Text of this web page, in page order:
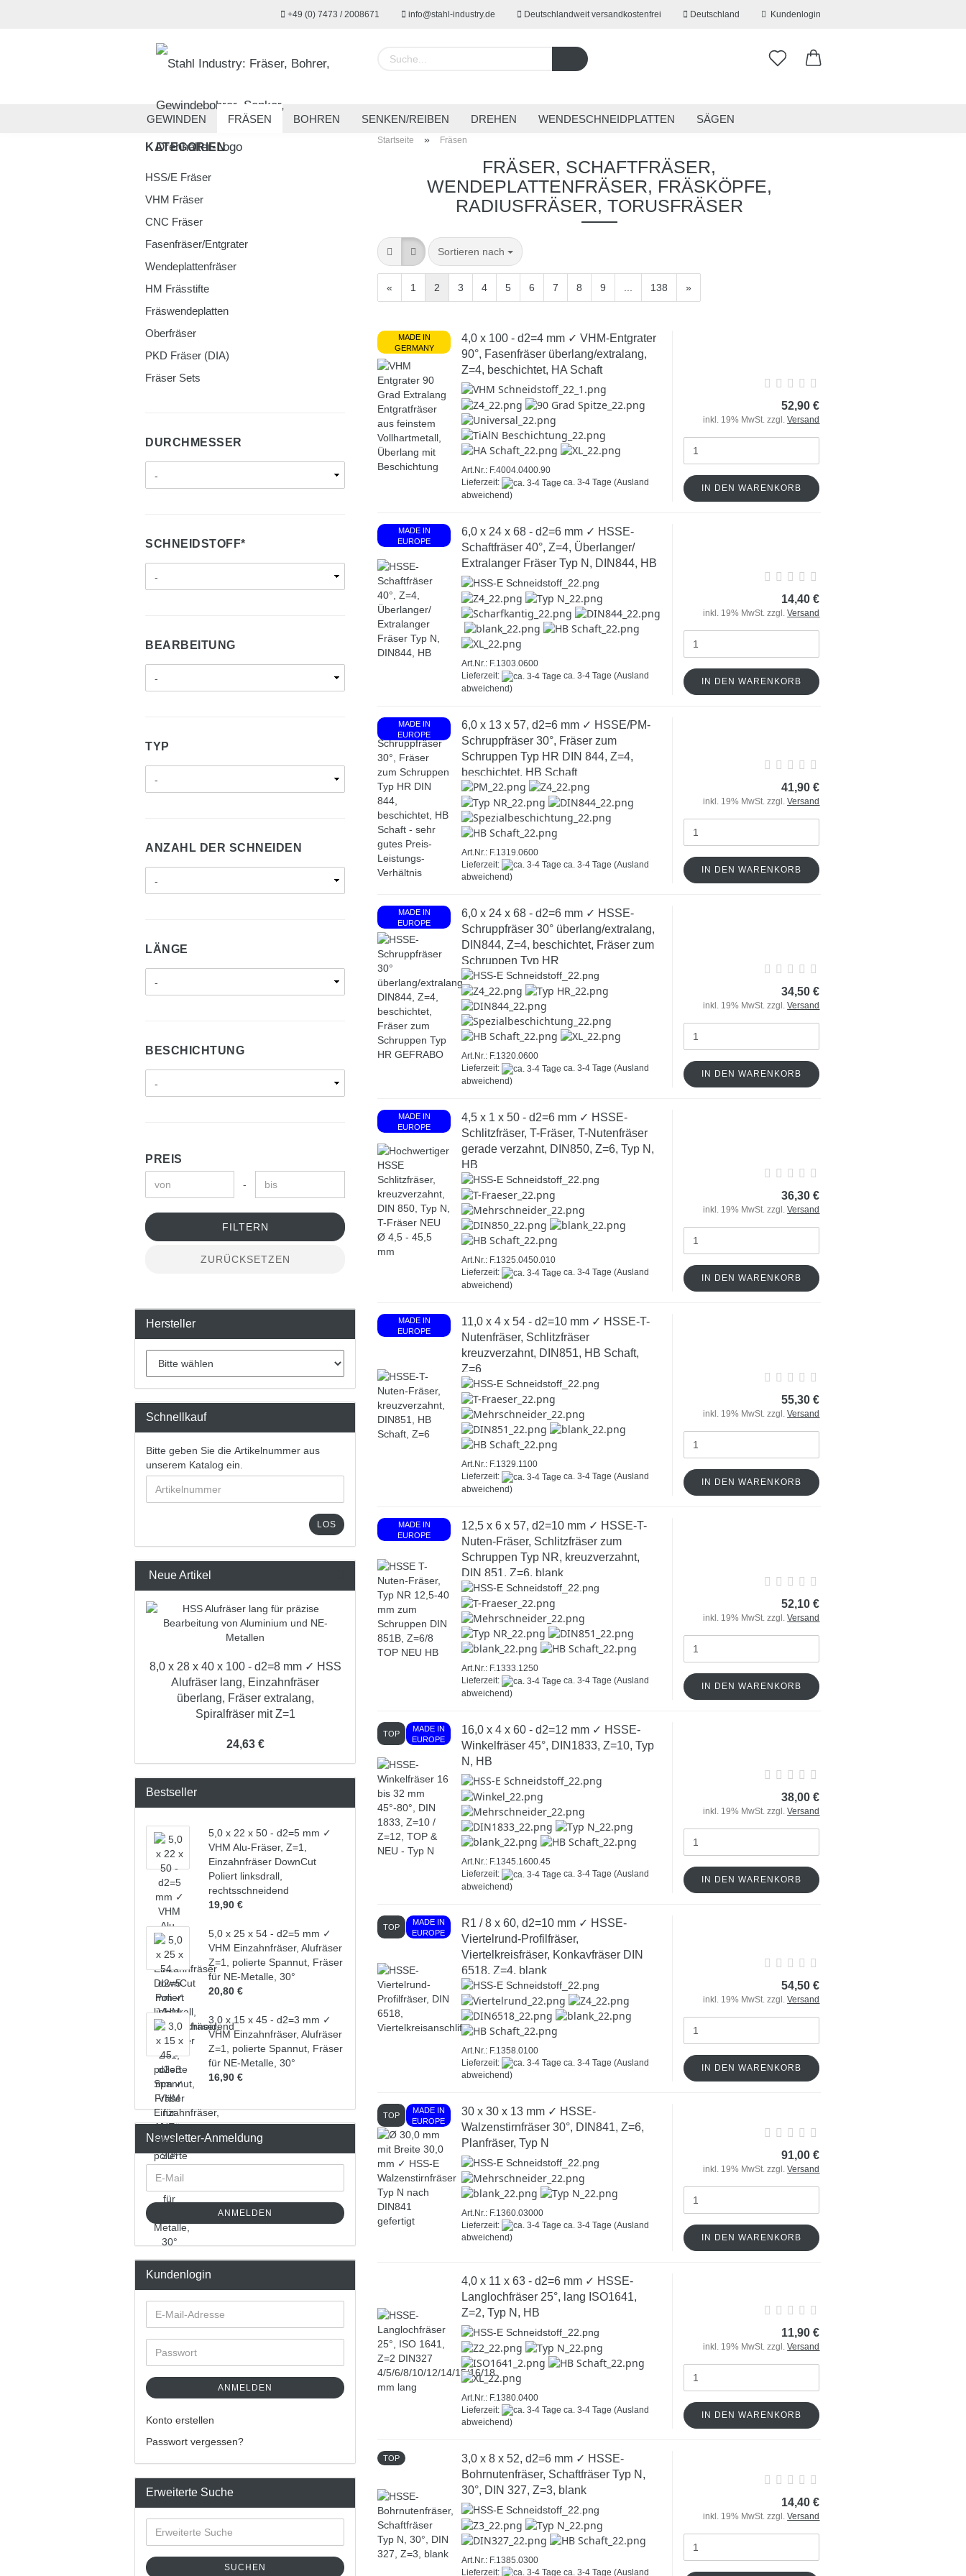
+49 (0) 7473 / 2008671 info@stahl-industry.de Deutschlandweit versandkostenfrei Deutschland
Lieferland
Kundenlogin
GEWINDEN FRÄSEN BOHREN SENKEN/REIBEN DREHEN WENDESCHNEIDPLATTEN SÄGEN
MESSTECHNIK
Startseite » Fräsen
FRÄSER, SCHAFTFRÄSER,
WENDEPLATTENFRÄSER, FRÄSKÖPFE,
RADIUSFRÄSER, TORUSFRÄSER
Sortieren nach
« 1 2 3 4 5 6 7 8 9 138 »
MADE IN
GERMANY
4,0 x 100 - d2=4 mm ✓ VHM-Entgrater
90°, Fasenfräser überlang/extralang,
Z=4, beschichtet, HA Schaft
Art.Nr.: F.4004.0400.90
Lieferzeit:
ca. 3-4 Tage (Ausland
abweichend)
52,90 €
inkl. 19% MwSt. zzgl.Versand
IN DEN WARENKORB
MADE IN
EUROPE
6,0 x 24 x 68 - d2=6 mm ✓ HSSE-
Schaftfräser 40°, Z=4, Überlanger/
Extralanger Fräser Typ N, DIN844, HB
Art.Nr.: F.1303.0600
Lieferzeit:
ca. 3-4 Tage (Ausland
abweichend)
14,40 €
inkl. 19% MwSt. zzgl.Versand
IN DEN WARENKORB
MADE IN
EUROPE
6,0 x 13 x 57, d2=6 mm ✓ HSSE/PM-
Schruppfräser 30°, Fräser zum
Schruppen Typ HR DIN 844, Z=4,
beschichtet, HB Schaft
Art.Nr.: F.1319.0600
Lieferzeit:
ca. 3-4 Tage (Ausland
abweichend)
41,90 €
inkl. 19% MwSt. zzgl.Versand
IN DEN WARENKORB
MADE IN
EUROPE
6,0 x 24 x 68 - d2=6 mm ✓ HSSE-
Schruppfräser 30° überlang/extralang,
DIN844, Z=4, beschichtet, Fräser zum
Schruppen Typ HR
Art.Nr.: F.1320.0600
Lieferzeit:
ca. 3-4 Tage (Ausland
abweichend)
34,50 €
inkl. 19% MwSt. zzgl.Versand
IN DEN WARENKORB
MADE IN
EUROPE
4,5 x 1 x 50 - d2=6 mm ✓ HSSE-
Schlitzfräser, T-Fräser, T-Nutenfräser
gerade verzahnt, DIN850, Z=6, Typ N,
HB
Art.Nr.: F.1325.0450.010
Lieferzeit:
ca. 3-4 Tage (Ausland
abweichend)
36,30 €
inkl. 19% MwSt. zzgl.Versand
IN DEN WARENKORB
MADE IN
EUROPE
11,0 x 4 x 54 - d2=10 mm ✓ HSSE-T-
Nutenfräser, Schlitzfräser
kreuzverzahnt, DIN851, HB Schaft,
Z=6
Art.Nr.: F.1329.1100
Lieferzeit:
ca. 3-4 Tage (Ausland
abweichend)
55,30 €
inkl. 19% MwSt. zzgl.Versand
IN DEN WARENKORB
MADE IN
EUROPE
12,5 x 6 x 57, d2=10 mm ✓ HSSE-T-
Nuten-Fräser, Schlitzfräser zum
Schruppen Typ NR, kreuzverzahnt,
DIN 851, Z=6, blank
Art.Nr.: F.1333.1250
Lieferzeit:
ca. 3-4 Tage (Ausland
abweichend)
52,10 €
inkl. 19% MwSt. zzgl.Versand
IN DEN WARENKORB
TOP
MADE IN
EUROPE
16,0 x 4 x 60 - d2=12 mm ✓ HSSE-
Winkelfräser 45°, DIN1833, Z=10, Typ
N, HB
Art.Nr.: F.1345.1600.45
Lieferzeit:
ca. 3-4 Tage (Ausland
abweichend)
38,00 €
inkl. 19% MwSt. zzgl.Versand
IN DEN WARENKORB
TOP
MADE IN
EUROPE
R1 / 8 x 60, d2=10 mm ✓ HSSE-
Viertelrund-Profilfräser,
Viertelkreisfräser, Konkavfräser DIN
6518, Z=4, blank
Art.Nr.: F.1358.0100
Lieferzeit:
ca. 3-4 Tage (Ausland
abweichend)
54,50 €
inkl. 19% MwSt. zzgl.Versand
IN DEN WARENKORB
TOP
MADE IN
EUROPE
30 x 30 x 13 mm ✓ HSSE-
Walzenstirnfräser 30°, DIN841, Z=6,
Planfräser, Typ N
Art.Nr.: F.1360.03000
Lieferzeit:
ca. 3-4 Tage (Ausland
abweichend)
91,00 €
inkl. 19% MwSt. zzgl.Versand
IN DEN WARENKORB
4,0 x 11 x 63 - d2=6 mm ✓ HSSE-
Langlochfräser 25°, lang ISO1641,
Z=2, Typ N, HB
Art.Nr.: F.1380.0400
Lieferzeit:
ca. 3-4 Tage (Ausland
abweichend)
11,90 €
inkl. 19% MwSt. zzgl.Versand
IN DEN WARENKORB
TOP
3,0 x 8 x 52, d2=6 mm ✓ HSSE-
Bohrnutenfräser, Schaftfräser Typ N,
30°, DIN 327, Z=3, blank
Art.Nr.: F.1385.0300
Lieferzeit:
ca. 3-4 Tage (Ausland
14,40 €
inkl. 19% MwSt. zzgl.Versand
KATEGORIEN
HSS/E Fräser
VHM Fräser
CNC Fräser
Fasenfräser/Entgrater
Wendeplattenfräser
HM Frässtifte
Fräswendeplatten
Oberfräser
PKD Fräser (DIA)
Fräser Sets
DURCHMESSER
SCHNEIDSTOFF*
BEARBEITUNG
TYP
ANZAHL DER SCHNEIDEN
LÄNGE
BESCHICHTUNG
PREIS
-
FILTERN
ZURÜCKSETZEN
Hersteller
Schnellkauf
Bitte geben Sie die Artikelnummer aus
unserem Katalog ein.
LOS
Neue Artikel
8,0 x 28 x 40 x 100 - d2=8 mm ✓ HSS
Alufräser lang, Einzahnfräser
überlang, Fräser extralang,
Spiralfräser mit Z=1
24,63 €
Bestseller
5,0 x 22 x 50 - d2=5 mm ✓
VHM Alu-Fräser, Z=1,
Einzahnfräser DownCut
Poliert linksdrall,
rechtsschneidend
19,90 €
5,0 x 25 x 54 - d2=5 mm ✓
VHM Einzahnfräser, Alufräser
Z=1, polierte Spannut, Fräser
für NE-Metalle, 30°
20,80 €
3,0 x 15 x 45 - d2=3 mm ✓
VHM Einzahnfräser, Alufräser
Z=1, polierte Spannut, Fräser
für NE-Metalle, 30°
16,90 €
Newsletter-Anmeldung
ANMELDEN
Kundenlogin
ANMELDEN
Konto erstellen
Passwort vergessen?
Erweiterte Suche
SUCHEN